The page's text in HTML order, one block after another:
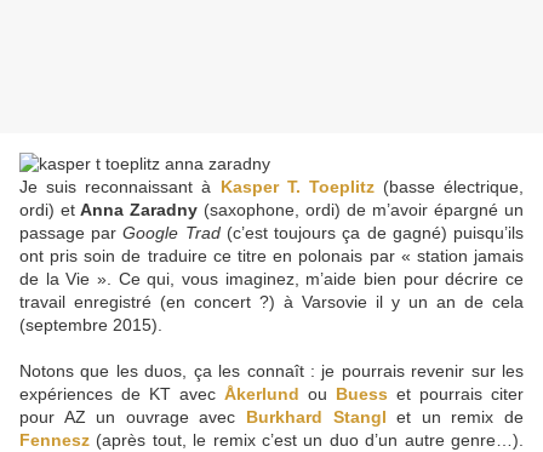
Je suis reconnaissant à Kasper T. Toeplitz(basse électrique,
ordi) et Anna Zaradny (saxophone, ordi) de m’avoir épargné un
passage parGoogle Trad(c’est toujours ça de gagné) puisqu’ils
ont pris soin de traduire ce titre en polonais par « station jamais
de la Vie ». Ce qui, vous imaginez, m’aide bien pour décrire ce
travail enregistré (en concert ?) à Varsovie il y un an de cela
(septembre 2015).
Notons que les duos, ça les connaît : je pourrais revenir sur les
expériences de KT avec Åkerlund ou Buess et pourrais citer
pour AZ un ouvrage avec Burkhard Stangl et un remix de
Fennesz (après tout, le remix c’est un duo d’un autre genre…).